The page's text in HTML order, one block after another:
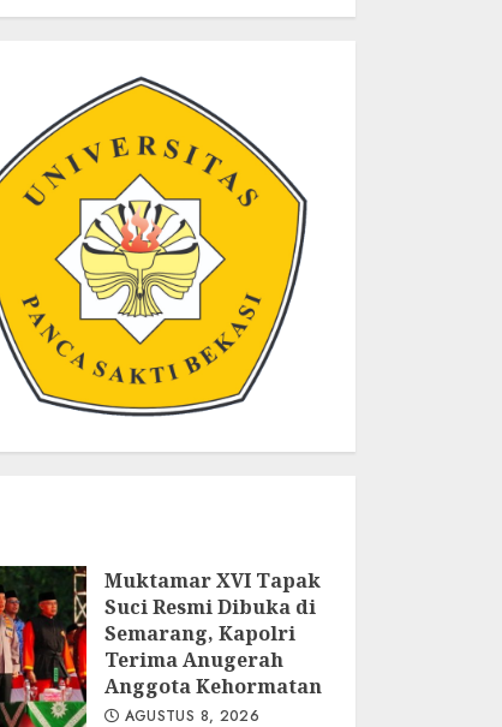
Muktamar XVI Tapak
Suci Resmi Dibuka di
Semarang, Kapolri
Terima Anugerah
Anggota Kehormatan
AGUSTUS 8, 2026